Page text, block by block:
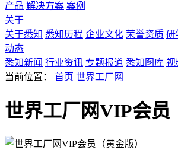
产品 解决方案 案例
关于
关于悉知 悉知历程 企业文化 荣誉资质 研
动态
悉知新闻 行业资讯 专题报道 悉知图库 视
当前位置：
首页 世界工厂网
世界工厂网VIP会员